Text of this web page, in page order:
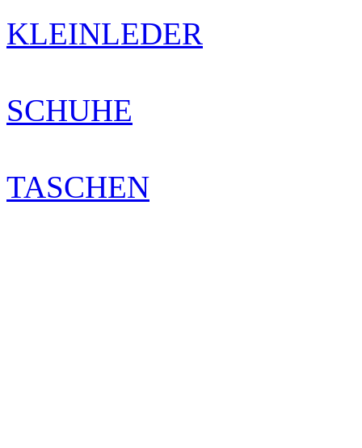
KLEINLEDER
SCHUHE
TASCHEN